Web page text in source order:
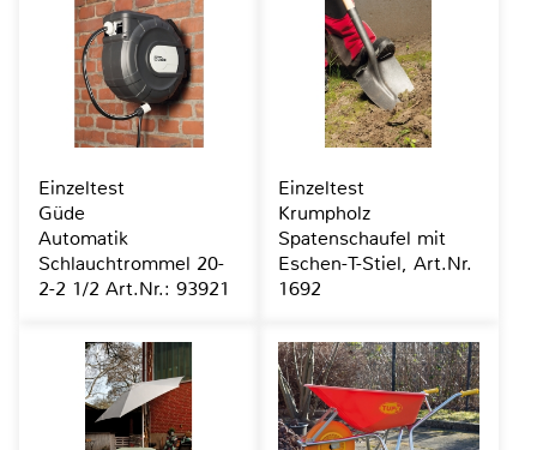
Einzeltest
Güde
Automatik
Schlauchtrommel 20-
2-2 1/2 Art.Nr.: 93921
Einzeltest
Krumpholz
Spatenschaufel mit
Eschen-T-Stiel, Art.Nr.
1692